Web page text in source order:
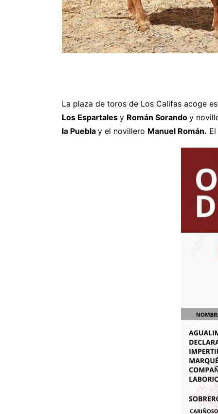
La plaza de toros de Los Califas acoge
Los Espartales y Román Sorando y
la Puebla y el novillero Manuel Román.